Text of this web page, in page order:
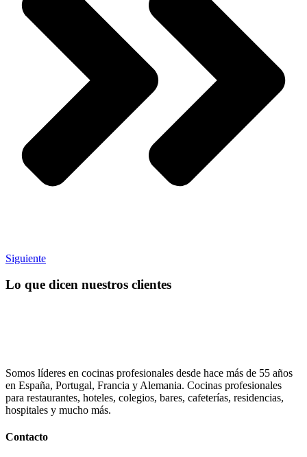
Siguiente
Lo que dicen nuestros clientes
Somos líderes en cocinas profesionales desde hace más de 55 años
en España, Portugal, Francia y Alemania. Cocinas profesionales
para restaurantes, hoteles, colegios, bares, cafeterías, residencias,
hospitales y mucho más.
Contacto